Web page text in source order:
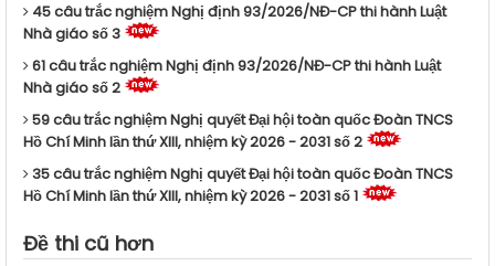
45 câu trắc nghiệm Nghị định 93/2026/NĐ-CP thi hành Luật
Nhà giáo số 3
61 câu trắc nghiệm Nghị định 93/2026/NĐ-CP thi hành Luật
Nhà giáo số 2
59 câu trắc nghiệm Nghị quyết Đại hội toàn quốc Đoàn TNCS
Hồ Chí Minh lần thứ XIII, nhiệm kỳ 2026 - 2031 số 2
35 câu trắc nghiệm Nghị quyết Đại hội toàn quốc Đoàn TNCS
Hồ Chí Minh lần thứ XIII, nhiệm kỳ 2026 - 2031 số 1
Đề thi cũ hơn